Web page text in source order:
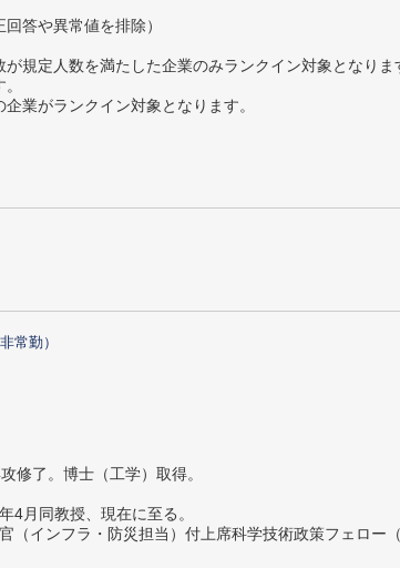
答や異常値を排除）
規定人数を満たした企業のみランクイン対象となりま
業がランクイン対象となります。
常勤）
修了。博士（工学）取得。
4月同教授、現在に至る。
インフラ・防災担当）付上席科学技術政策フェロー（